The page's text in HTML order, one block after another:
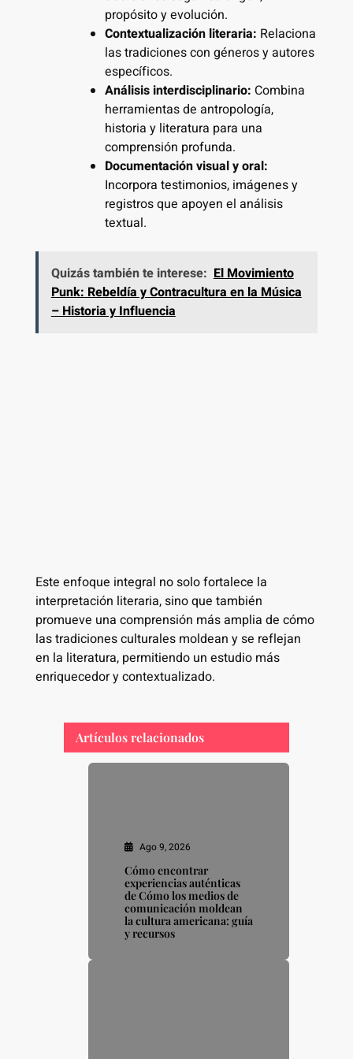
propósito y evolución.
Contextualización literaria: Relaciona
las tradiciones con géneros y autores
específicos.
Análisis interdisciplinario: Combina
herramientas de antropología,
historia y literatura para una
comprensión profunda.
Documentación visual y oral:
Incorpora testimonios, imágenes y
registros que apoyen el análisis
textual.
Quizás también te interese: El Movimiento
Punk: Rebeldía y Contracultura en la Música
– Historia y Influencia
Este enfoque integral no solo fortalece la
interpretación literaria, sino que también
promueve una comprensión más amplia de cómo
las tradiciones culturales moldean y se reflejan
en la literatura, permitiendo un estudio más
enriquecedor y contextualizado.
Artículos relacionados
Ago 9, 2026
Cómo encontrar
experiencias auténticas
de Cómo los medios de
comunicación moldean
la cultura americana: guía
y recursos